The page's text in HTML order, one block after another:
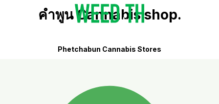
คำพูน Cannabis shop.
Phetchabun Cannabis Stores